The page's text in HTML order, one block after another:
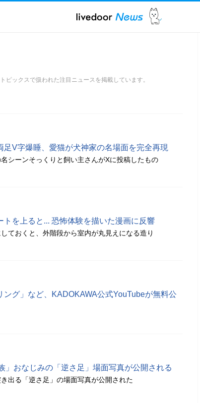
ピックスで扱われた注目ニュースを掲載しています。
足V字爆睡、愛猫が犬神家の名場面を完全再現
シーンそっくりと飼い主さんがXに投稿したもの
トを上ると... 恐怖体験を描いた漫画に反響
ておくと、外階段から室内が丸見えになる造り
ング」など、KADOKAWA公式YouTubeが無料公
」おなじみの「逆さ足」場面写真が公開される
出る「逆さ足」の場面写真が公開された